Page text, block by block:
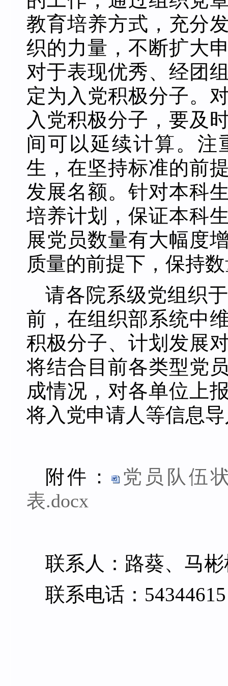
教育培养方式，充分
织的力量，不断扩大
对于表现优秀、经团
定为入党积极分子。
入党积极分子，要及
间可以延续计算。注
生，在坚持标准的前
发展名额。针对本科
培养计划，保证本科
展党员数量有大幅度
质量的前提下，保持
请各院系级党组织于
前，在组织部系统中
积极分子、计划发展
将结合目前各类型党
成情况，对各单位上
将入党申请人等信息
附件： 党员队伍
表.docx
联系 人：路葵、马
联系电话： 54344615